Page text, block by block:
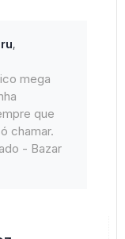
,
mega
que
chamar.
- Bazar